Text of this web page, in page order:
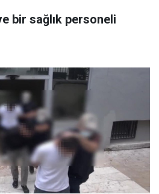
bir sağlık personeli